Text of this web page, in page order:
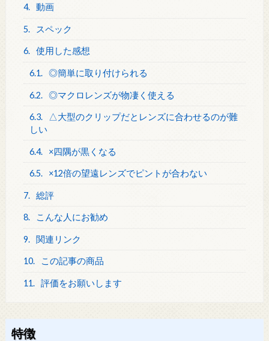
4. 動画
5. スペック
6. 使用した感想
6.1. ◎簡単に取り付けられる
6.2. ◎マクロレンズが物凄く使える
6.3.
△大型のクリップだとレンズに合わせるのが難
しい
6.4. ×四隅が黒くなる
6.5. ×12倍の望遠レンズでピントが合わない
7. 総評
8. こんな人にお勧め
9. 関連リンク
10. この記事の商品
11. 評価をお願いします
特徴